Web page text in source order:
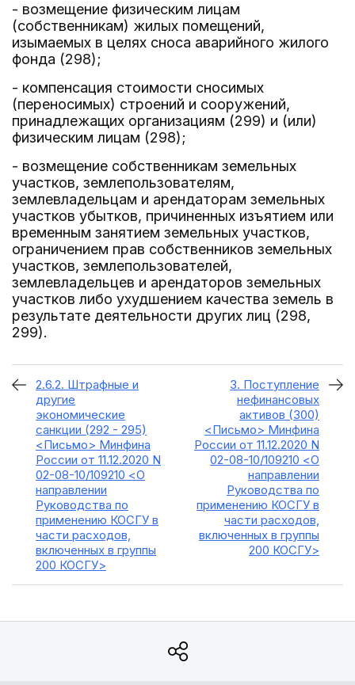
- возмещение физическим лицам
(собственникам) жилых помещений,
изымаемых в целях сноса аварийного жилого
фонда (298);
- компенсация стоимости сносимых
(переносимых) строений и сооружений,
принадлежащих организациям (299) и (или)
физическим лицам (298);
- возмещение собственникам земельных
участков, землепользователям,
землевладельцам и арендаторам земельных
участков убытков, причиненных изъятием или
временным занятием земельных участков,
ограничением прав собственников земельных
участков, землепользователей,
землевладельцев и арендаторов земельных
участков либо ухудшением качества земель в
результате деятельности других лиц (298,
299).
2.6.2. Штрафные и
другие
экономические
санкции (292 - 295)
<Письмо> Минфина
России от 11.12.2020 N
02-08-10/109210 <О
направлении
Руководства по
применению КОСГУ в
части расходов,
включенных в группы
200 КОСГУ>
3. Поступление
нефинансовых
активов (300)
<Письмо> Минфина
России от 11.12.2020 N
02-08-10/109210 <О
направлении
Руководства по
применению КОСГУ в
части расходов,
включенных в группы
200 КОСГУ>